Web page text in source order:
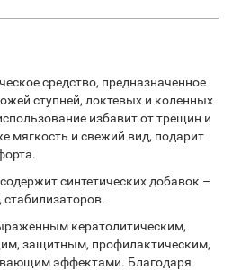
средство, предназначенное
ступней, локтевых и коленных
избавит от трещин и
мягкость и свежий вид, подарит
синтетических добавок –
стабилизаторов.
кератолитическим,
защитным, профилактическим,
эффектами. Благодаря